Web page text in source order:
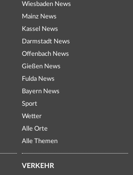
Wiesbaden News
Mainz News
Kassel News
Darmstadt News
Offenbach News
Gießen News
Fulda News
Bayern News
Sport
Wetter
Alle Orte
Alle Themen
VERKEHR